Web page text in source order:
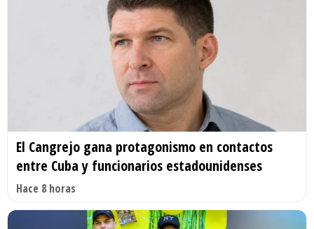
El Cangrejo gana protagonismo en contactos
entre Cuba y funcionarios estadounidenses
Hace 8 horas